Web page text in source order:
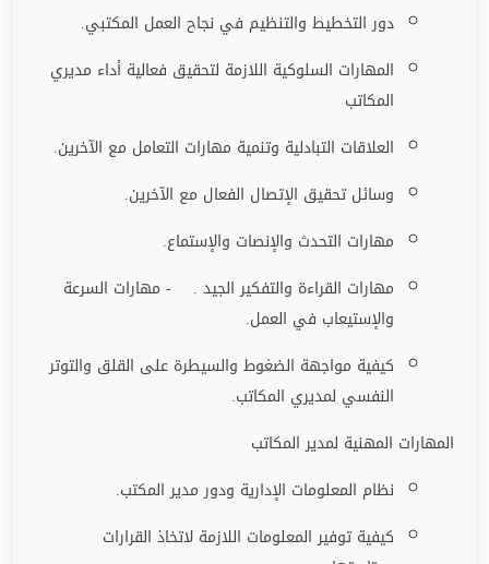
دور التخطيط والتنظيم في نجاح العمل المكتبي.
المهارات السلوكية اللازمة لتحقيق فعالية أداء مديري
المكاتب
العلاقات التبادلية وتنمية مهارات التعامل مع الآخرين.
وسائل تحقيق الإتصال الفعال مع الآخرين.
مهارات التحدث والإنصات والإستماع.
مهارات القراءة والتفكير الجيد . - مهارات السرعة
والإستيعاب في العمل.
كيفية مواجهة الضغوط والسيطرة على القلق والتوتر
النفسي لمديري المكاتب.
المهارات المهنية لمدير المكاتب
نظام المعلومات الإدارية ودور مدير المكتب.
كيفية توفير المعلومات اللازمة لاتخاذ القرارات